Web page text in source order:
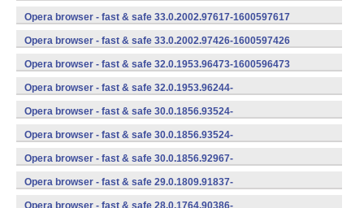
(armeabi-v7a) (Android)
Opera browser - fast & safe 33.0.2002.97617-1600597617
(armeabi-v7a) (Android)
Opera browser - fast & safe 33.0.2002.97426-1600597426
(armeabi-v7a) (Android)
Opera browser - fast & safe 32.0.1953.96473-1600596473
(armeabi-v7a) (Android)
Opera browser - fast & safe 32.0.1953.96244-
1600596244 (Android)
Opera browser - fast & safe 30.0.1856.93524-
1700593524 (Android)
Opera browser - fast & safe 30.0.1856.93524-
1600593524 (Android)
Opera browser - fast & safe 30.0.1856.92967-
1600592967 (Android)
Opera browser - fast & safe 29.0.1809.91837-
1600591837 (Android)
Opera browser - fast & safe 28.0.1764.90386-